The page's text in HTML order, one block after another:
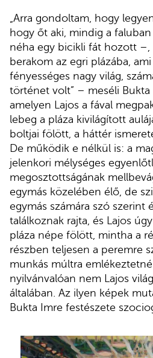
„Arra gondoltam, hogy
hogy őt aki, mindig a
néha egy bicikli fát hozott
berakom az egri plázába,
fényességes nagy világ,
történet volt” – meséli Bukta
amelyen Lajos a fával
lebeg a pláza kivilágított
boltjai fölött, a háttér
De működik e nélkül is: a
jelenkori mélységes
megosztottságának
egymás közelében élő, de
egymás számára szó szerint
találkoznak rajta, és Lajos
pláza népe fölött, mintha a
részben teljesen a peremre
munkás múltra
nyilvánvalóan nem Lajos
általában. Az ilyen képek
Bukta Imre festészete